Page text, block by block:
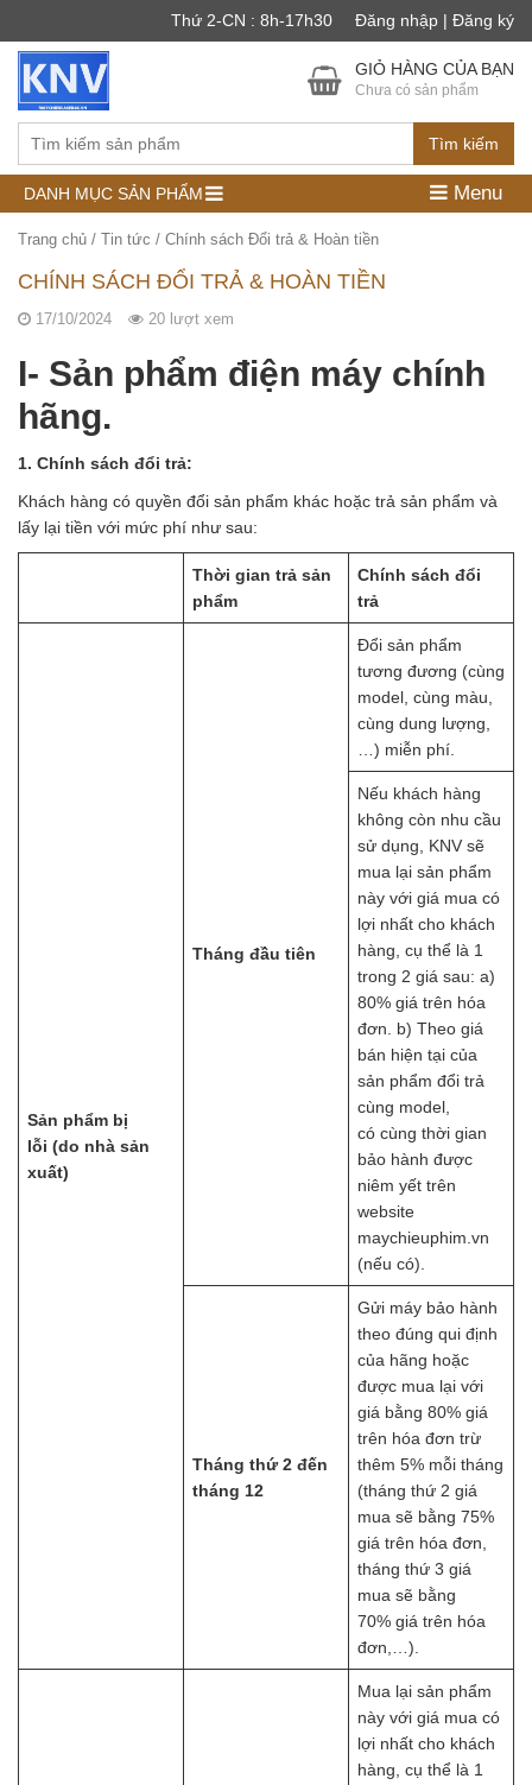
Thứ 2-CN : 8h-17h30 Đăng nhập | Đăng ký
Tìm kiếm
GIỎ HÀNG CỦA BẠN
Chưa có sản phẩm
DANH MỤC SẢN PHẨM Menu
Trang chủ / Tin tức / Chính sách Đổi trả & Hoàn tiền
CHÍNH SÁCH ĐỔI TRẢ & HOÀN TIỀN
17/10/2024 20 lượt xem
I- Sản phẩm điện máy chính
hãng.
1. Chính sách đổi trả:
Khách hàng có quyền đổi sản phẩm khác hoặc trả sản phẩm và
lấy lại tiền với mức phí như sau:
Thời gian trả sản
phẩm
Chính sách đổi
trả
Sản phẩm bị
lỗi (do nhà sản
xuất)
Tháng đầu tiên
Đổi sản phẩm
tương đương (cùng
model, cùng màu,
cùng dung lượng,
…) miễn phí.
Nếu khách hàng
không còn nhu cầu
sử dụng, KNV sẽ
mua lại sản phẩm
này với giá mua có
lợi nhất cho khách
hàng, cụ thể là 1
trong 2 giá sau: a)
80% giá trên hóa
đơn. b) Theo giá
bán hiện tại của
sản phẩm đổi trả
cùng model,
có cùng thời gian
bảo hành được
niêm yết trên
website
maychieuphim.vn
(nếu có).
Tháng thứ 2 đến
tháng 12
Gửi máy bảo hành
theo đúng qui định
của hãng hoặc
được mua lại với
giá bằng 80% giá
trên hóa đơn trừ
thêm 5% mỗi tháng
(tháng thứ 2 giá
mua sẽ bằng 75%
giá trên hóa đơn,
tháng thứ 3 giá
mua sẽ bằng
70% giá trên hóa
đơn,…).
Mua lại sản phẩm
này với giá mua có
lợi nhất cho khách
hàng, cụ thể là 1